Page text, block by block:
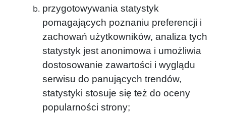
przygotowywania statystyk
pomagających poznaniu preferencji i
zachowań użytkowników, analiza tych
statystyk jest anonimowa i umożliwia
dostosowanie zawartości i wyglądu
serwisu do panujących trendów,
statystyki stosuje się też do oceny
popularności strony;